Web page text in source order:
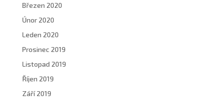
Březen 2020
Únor 2020
Leden 2020
Prosinec 2019
Listopad 2019
Říjen 2019
Září 2019